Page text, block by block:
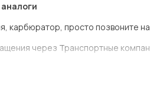
карбюратор, просто позвоните
через Транспортные